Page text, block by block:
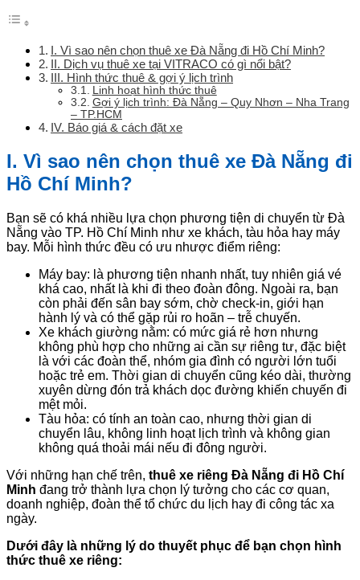
I. Vì sao nên chọn thuê xe Đà Nẵng đi Hồ Chí Minh?
II. Dịch vụ thuê xe tại VITRACO có gì nổi bật?
III. Hình thức thuê & gợi ý lịch trình
Linh hoạt hình thức thuê
Gợi ý lịch trình: Đà Nẵng – Quy Nhơn – Nha Trang
– TP.HCM
IV. Báo giá & cách đặt xe
I. Vì sao nên chọn thuê xe Đà Nẵng đi
Hồ Chí Minh?
Bạn sẽ có khá nhiều lựa chọn phương tiện di chuyển từ Đà
Nẵng vào TP. Hồ Chí Minh như xe khách, tàu hỏa hay máy
bay. Mỗi hình thức đều có ưu nhược điểm riêng:
Máy bay: là phương tiện nhanh nhất, tuy nhiên giá vé
khá cao, nhất là khi đi theo đoàn đông. Ngoài ra, bạn
còn phải đến sân bay sớm, chờ check-in, giới hạn
hành lý và có thể gặp rủi ro hoãn – trễ chuyến.
Xe khách giường nằm: có mức giá rẻ hơn nhưng
không phù hợp cho những ai cần sự riêng tư, đặc biệt
là với các đoàn thể, nhóm gia đình có người lớn tuổi
hoặc trẻ em. Thời gian di chuyển cũng kéo dài, thường
xuyên dừng đón trả khách dọc đường khiến chuyến đi
mệt mỏi.
Tàu hỏa: có tính an toàn cao, nhưng thời gian di
chuyển lâu, không linh hoạt lịch trình và không gian
không quá thoải mái nếu đi đông người.
Với những hạn chế trên, thuê xe riêng Đà Nẵng đi Hồ Chí
Minh đang trở thành lựa chọn lý tưởng cho các cơ quan,
doanh nghiệp, đoàn thể tổ chức du lịch hay đi công tác xa
ngày.
Dưới đây là những lý do thuyết phục để bạn chọn hình
thức thuê xe riêng: